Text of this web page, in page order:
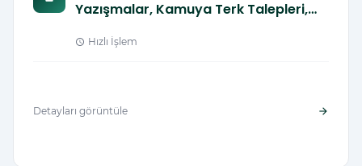
Yazışmalar, Kamuya Terk Talepleri,
Talepleri
schedule Hızlı İşlem
Detayları görüntüle arrow_forward